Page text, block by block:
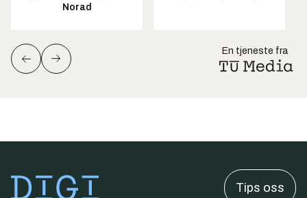
Norad
En tjeneste fra
Tips oss